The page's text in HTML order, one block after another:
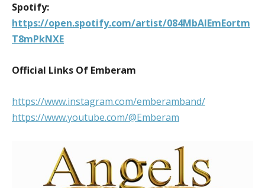
Spotify:
https://open.spotify.com/artist/084MbAlEmEortm
T8mPkNXE
Official Links Of Emberam
https://www.instagram.com/emberamband/
https://www.youtube.com/@Emberam